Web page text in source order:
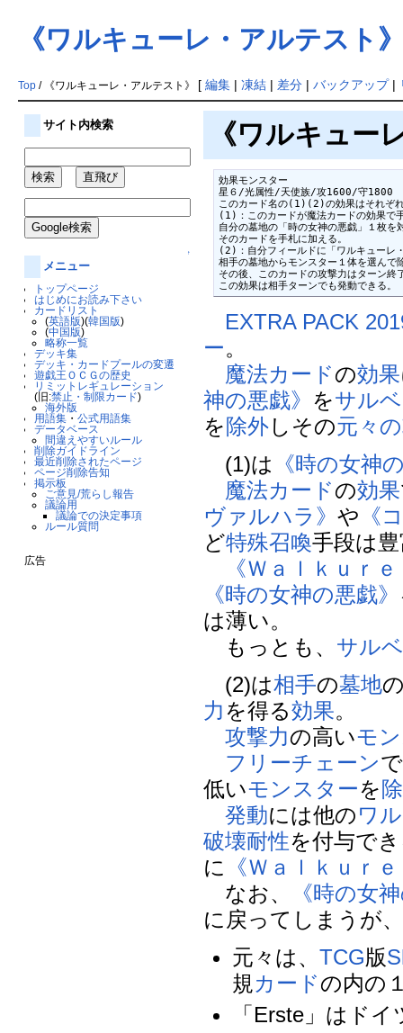
《ワルキューレ・アルテスト
Top/ 《ワルキューレ・アルテスト》 [ 編集| 凍結| 差分| バックアップ|
サイト内検索
↑
メニュー
トップページ
はじめにお読み下さい
カードリスト
(英語版)(韓国版)
(中国版)
略称一覧
デッキ集
デッキ・カードプールの変遷
遊戯王ＯＣＧの歴史
リミットレギュレーション
(旧:禁止・制限カード)
海外版
用語集 ・公式用語集
データベース
間違えやすいルール
削除ガイドライン
最近削除されたページ
ページ削除告知
掲示板
ご意見/荒らし報告
議論用
議論での決定事項
ルール質問
広告
《ワルキュ
効果モンスター
星６/光属性/天使族/攻1600/守1800
このカード名の(1)(2)の効果はそれぞ
(1)：このカードが魔法カードの効果で
自分の墓地の「時の女神の悪戯」１枚を
そのカードを手札に加える。
(2)：自分フィールドに「ワルキューレ
相手の墓地からモンスター１体を選んで
その後、このカードの攻撃力はターン終
この効果は相手ターンでも発動できる。
EXTRA PACK
ー。
魔法カードの効果
神の悪戯》 をサル
を 除外しその元々
(1)は 《時の女神
魔法カードの効果
ヴァルハラ》や 《
ど特殊召喚手段は
《Ｗａｌｋｕｒ
《時の女神の悪戯》
は薄い。
もっとも、 サル
(2)は相手の墓地
力を得る効果。
攻撃力の高いモ
フリーチェーンで
低いモンスターを
発動には他のワ
破壊耐性を付与で
に
《Ｗａｌｋｕｒ
なお、
《時の女
に戻ってしまうが
元々は、TCG版
規カードの内の
「Erste」はド